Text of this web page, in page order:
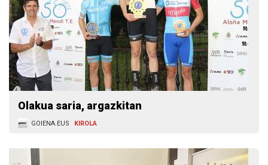
Olakua saria, argazkitan
GOIENA.EUS KIROLA